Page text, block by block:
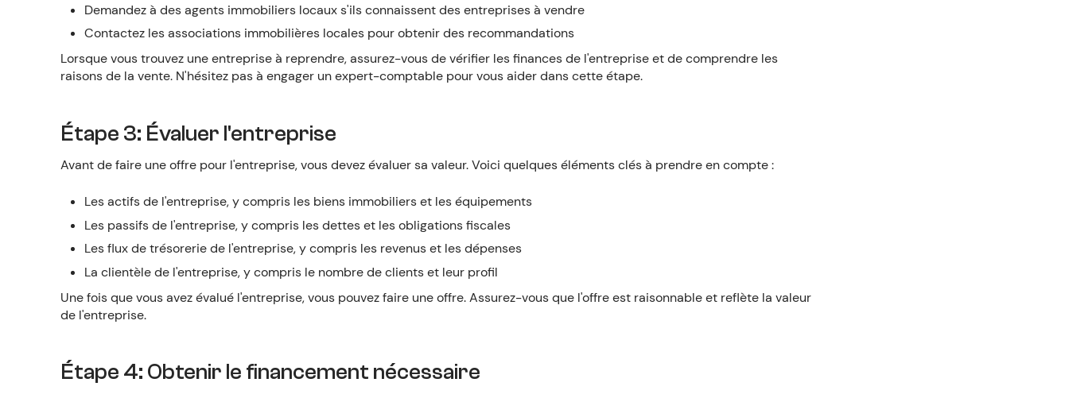
Demandez à des agents immobiliers locaux s'ils connaissent des entreprises à vendre
Contactez les associations immobilières locales pour obtenir des recommandations
Lorsque vous trouvez une entreprise à reprendre, assurez-vous de vérifier les finances de l'entreprise et de comprendre les
raisons de la vente. N'hésitez pas à engager un expert-comptable pour vous aider dans cette étape.
Étape 3: Évaluer l'entreprise
Avant de faire une offre pour l'entreprise, vous devez évaluer sa valeur. Voici quelques éléments clés à prendre en compte :
Les actifs de l'entreprise, y compris les biens immobiliers et les équipements
Les passifs de l'entreprise, y compris les dettes et les obligations fiscales
Les flux de trésorerie de l'entreprise, y compris les revenus et les dépenses
La clientèle de l'entreprise, y compris le nombre de clients et leur profil
Une fois que vous avez évalué l'entreprise, vous pouvez faire une offre. Assurez-vous que l'offre est raisonnable et reflète la valeur
de l'entreprise.
Étape 4: Obtenir le financement nécessaire